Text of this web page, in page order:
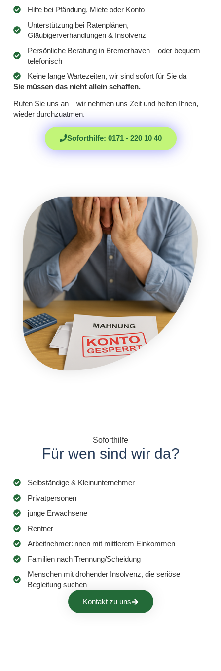
Hilfe bei Pfändung, Miete oder Konto
Unterstützung bei Ratenplänen,
Gläubigerverhandlungen & Insolvenz
Persönliche Beratung in Bremerhaven – oder bequem
telefonisch
Keine lange Wartezeiten, wir sind sofort für Sie da
Sie müssen das nicht allein schaffen.
Rufen Sie uns an – wir nehmen uns Zeit und helfen Ihnen,
wieder durchzuatmen.
Soforthilfe: 0171 - 220 10 40
Soforthilfe
Für wen sind wir da?
Selbständige & Kleinunternehmer
Privatpersonen
junge Erwachsene
Rentner
Arbeitnehmer:innen mit mittlerem Einkommen
Familien nach Trennung/Scheidung
Menschen mit drohender Insolvenz, die seriöse
Begleitung suchen
Kontakt zu uns